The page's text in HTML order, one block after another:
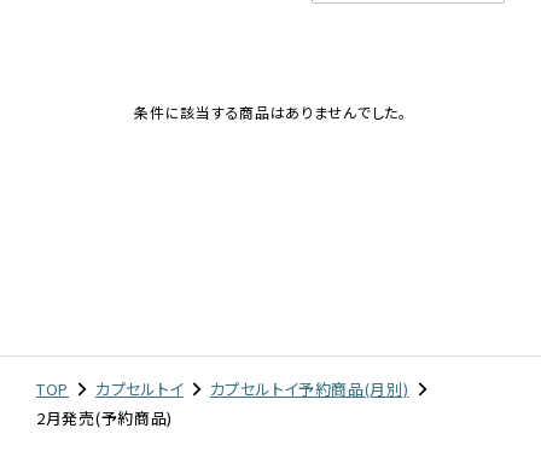
条件に該当する商品はありませんでした。
TOP カプセルトイ
カプセルトイ予約商品(月別)
2月発売(予約商品)